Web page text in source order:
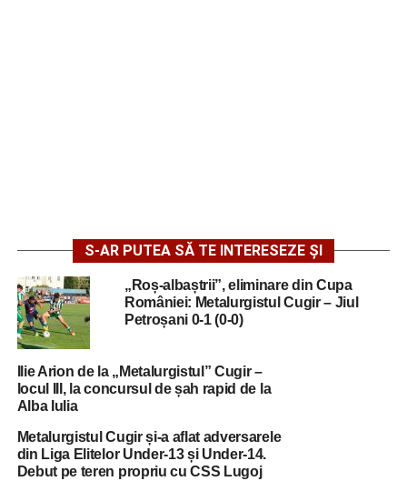
S-AR PUTEA SĂ TE INTERESEZE ȘI
„Roș-albaștrii”, eliminare din Cupa
României: Metalurgistul Cugir – Jiul
Petroșani 0-1 (0-0)
Ilie Arion de la „Metalurgistul” Cugir –
locul III, la concursul de șah rapid de la
Alba Iulia
Metalurgistul Cugir și-a aflat adversarele
din Liga Elitelor Under-13 și Under-14.
Debut pe teren propriu cu CSS Lugoj